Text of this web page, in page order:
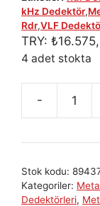
kHz Dedektör,
Rdr,VLF
TRY: ₺
4 adet stokta
Stok kodu:
Kategoriler:
Dedektörleri,